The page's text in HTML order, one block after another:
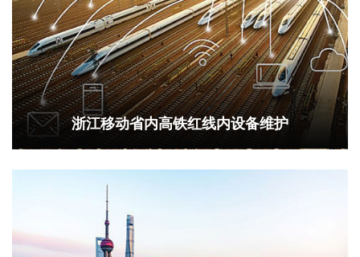
浙江移动省内高铁红线内设备维护